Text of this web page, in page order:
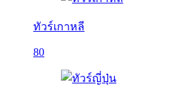
ทัวร์เกาหลี
80